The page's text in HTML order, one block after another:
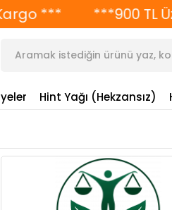
*** ***900 TL
Hint Yağı (Hekzansız)